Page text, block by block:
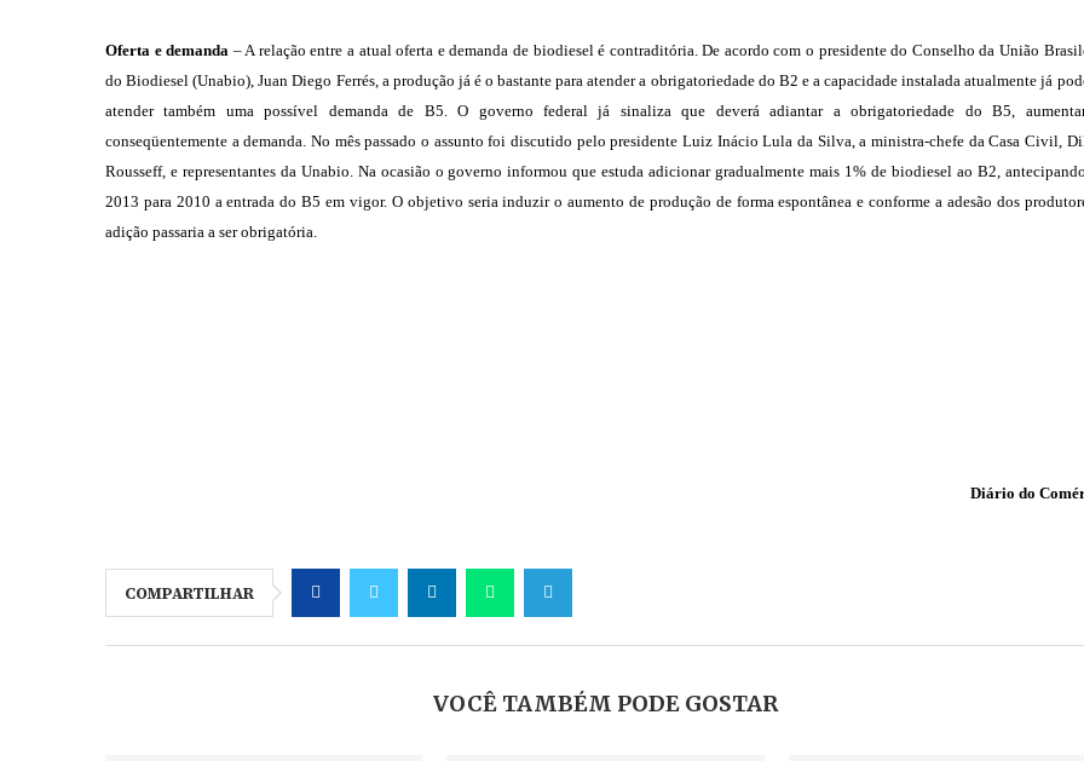
Oferta e demanda – A relação entre a atual oferta e demanda de biodiesel é contraditória. De acordo com o presidente do Conselho da União
do Biodiesel (Unabio), Juan Diego Ferrés, a produção já é o bastante para atender a obrigatoriedade do B2 e a capacidade instalada atualmente já
atender também uma possível demanda de B5. O governo federal já sinaliza que deverá adiantar a obrigatoriedade do B5,
conseqüentemente a demanda. No mês passado o assunto foi discutido pelo presidente Luiz Inácio Lula da Silva, a ministra-chefe da Casa Civil,
Rousseff, e representantes da Unabio. Na ocasião o governo informou que estuda adicionar gradualmente mais 1% de biodiesel ao B2,
2013 para 2010 a entrada do B5 em vigor. O objetivo seria induzir o aumento de produção de forma espontânea e conforme a adesão dos
adição passaria a ser obrigatória.
Diário do
COMPARTILHAR
VOCÊ TAMBÉM PODE GOSTAR